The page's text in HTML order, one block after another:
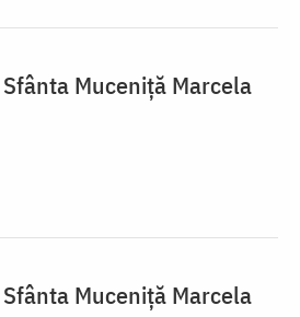
Sfânta Muceniță Marcela
Sfânta Muceniță Marcela